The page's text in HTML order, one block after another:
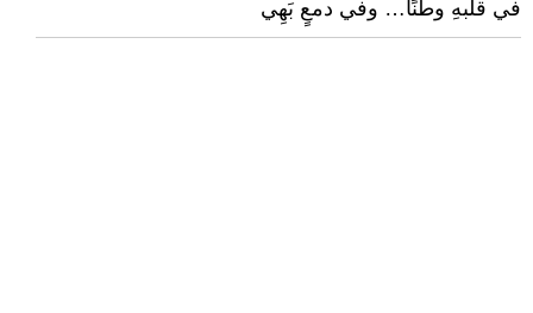
في قلبهِ وطنًا… وفي دمعٍ بَهِي